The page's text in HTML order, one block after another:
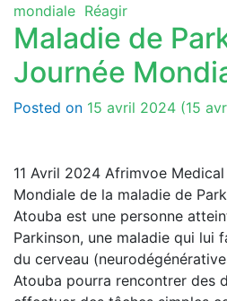
mondiale Réagir
Maladie de
Journée
Posted on 15 avril 2024 (15
11 Avril 2024 Afrimvoe
Mondiale de la maladie de
Atouba est une personne
Parkinson, une maladie qui lui
du cerveau
Atouba pourra rencontrer des